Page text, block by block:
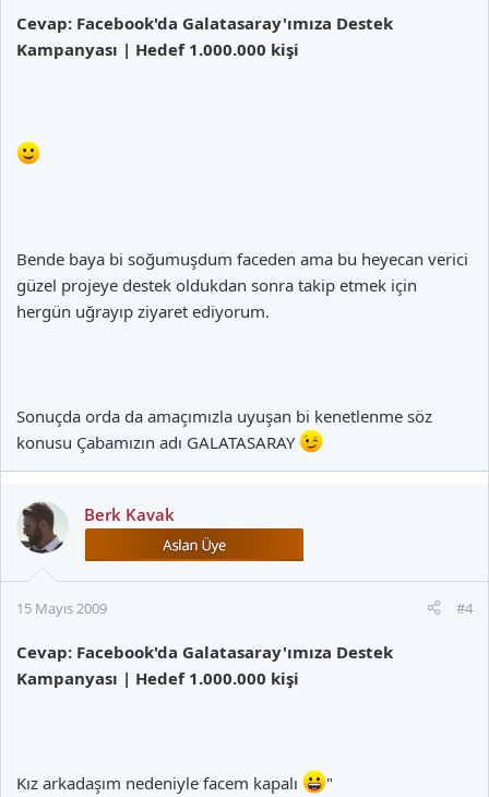
Cevap: Facebook'da Galatasaray'ımıza Destek
Kampanyası | Hedef 1.000.000 kişi
Bende baya bi soğumuşdum faceden ama bu heyecan verici
güzel projeye destek oldukdan sonra takip etmek için
hergün uğrayıp ziyaret ediyorum.
Sonuçda orda da amaçımızla uyuşan bi kenetlenme söz
konusu Çabamızın adı GALATASARAY
Berk Kavak
15 Mayıs 2009 #4
Cevap: Facebook'da Galatasaray'ımıza Destek
Kampanyası | Hedef 1.000.000 kişi
Kız arkadaşım nedeniyle facem kapalı "